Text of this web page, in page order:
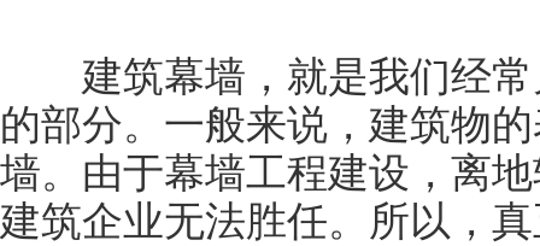
建筑幕墙，就是我们经常
的部分。一般来说，建筑物
墙。由于幕墙工程建设，离
建筑企业无法胜任。所以，